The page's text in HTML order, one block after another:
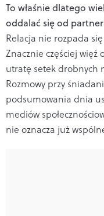
To właśnie dlatego
oddalać się od
Relacja nie rozpada
Znacznie częściej więź
utratę setek drobnych
Rozmowy przy
podsumowania dnia
mediów
nie oznacza już